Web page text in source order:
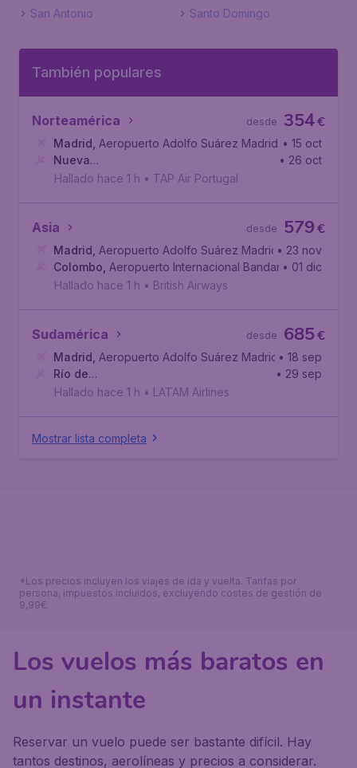
San Antonio
Santo Domingo
También populares
Norteamérica €
354
desde
Madrid Aeropuerto Adolfo Suárez Madrid-Barajas
• 15 oct
Nueva
York, Aeropuerto Internacional John F. Kennedy
• 26 oct
Hallado hace 1 h • TAP Air Portugal
Asia €
579
desde
Madrid Aeropuerto Adolfo Suárez Madrid-Barajas
• 23 nov
Colombo Aeropuerto Internacional Bandaranaike
• 01 dic
Hallado hace 1 h • British Airways
Sudamérica €
685
desde
Madrid Aeropuerto Adolfo Suárez Madrid-Barajas
• 18 sep
Río de
Janeiro , Aeropuerto Internacional de Galeão
• 29 sep
Hallado hace 1 h • LATAM Airlines
Mostrar lista completa
*Los precios incluyen los viajes de ida y vuelta. Tarifas por
persona, impuestos incluidos, excluyendo costes de gestión de
9,99€.
Los vuelos más baratos en
un instante
Reservar un vuelo puede ser bastante difícil. Hay
tantos destinos, aerolíneas y precios a considerar.